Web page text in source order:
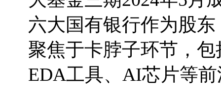
六大国有银行作为股
聚焦于卡脖子环节，
EDA工具、AI芯片等